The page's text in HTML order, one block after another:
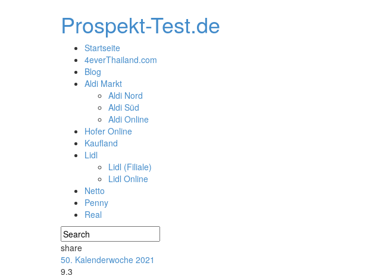
Prospekt-Test.de
Startseite
4everThailand.com
Blog
Aldi Markt
Aldi Nord
Aldi Süd
Aldi Online
Hofer Online
Kaufland
Lidl
Lidl (Filiale)
Lidl Online
Netto
Penny
Real
share
50. Kalenderwoche 2021
9.3